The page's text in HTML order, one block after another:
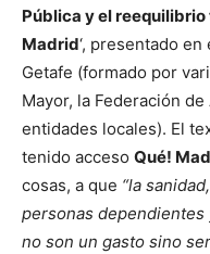
Pública y el
Madrid‘, presentado
Getafe (formado por
Mayor, la Federación
entidades locales). El
tenido acceso Qué!
cosas, a que “la
personas dependientes
no son un gasto sino